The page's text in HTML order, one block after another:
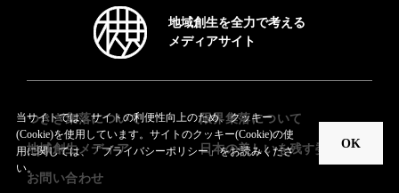
地域創生を全力で考える
メディアサイト
つきぎ集落について 限界集落について
地域創生メディア 日本の美しいを残す委員会
お問い合わせ
当サイトでは、サイトの利便性向上のため、クッキー
(Cookie)を使用しています。 サイトのクッキー(Cookie)の使
用に関しては、「プライバシーポリシー」をお読みくださ
い。
OK